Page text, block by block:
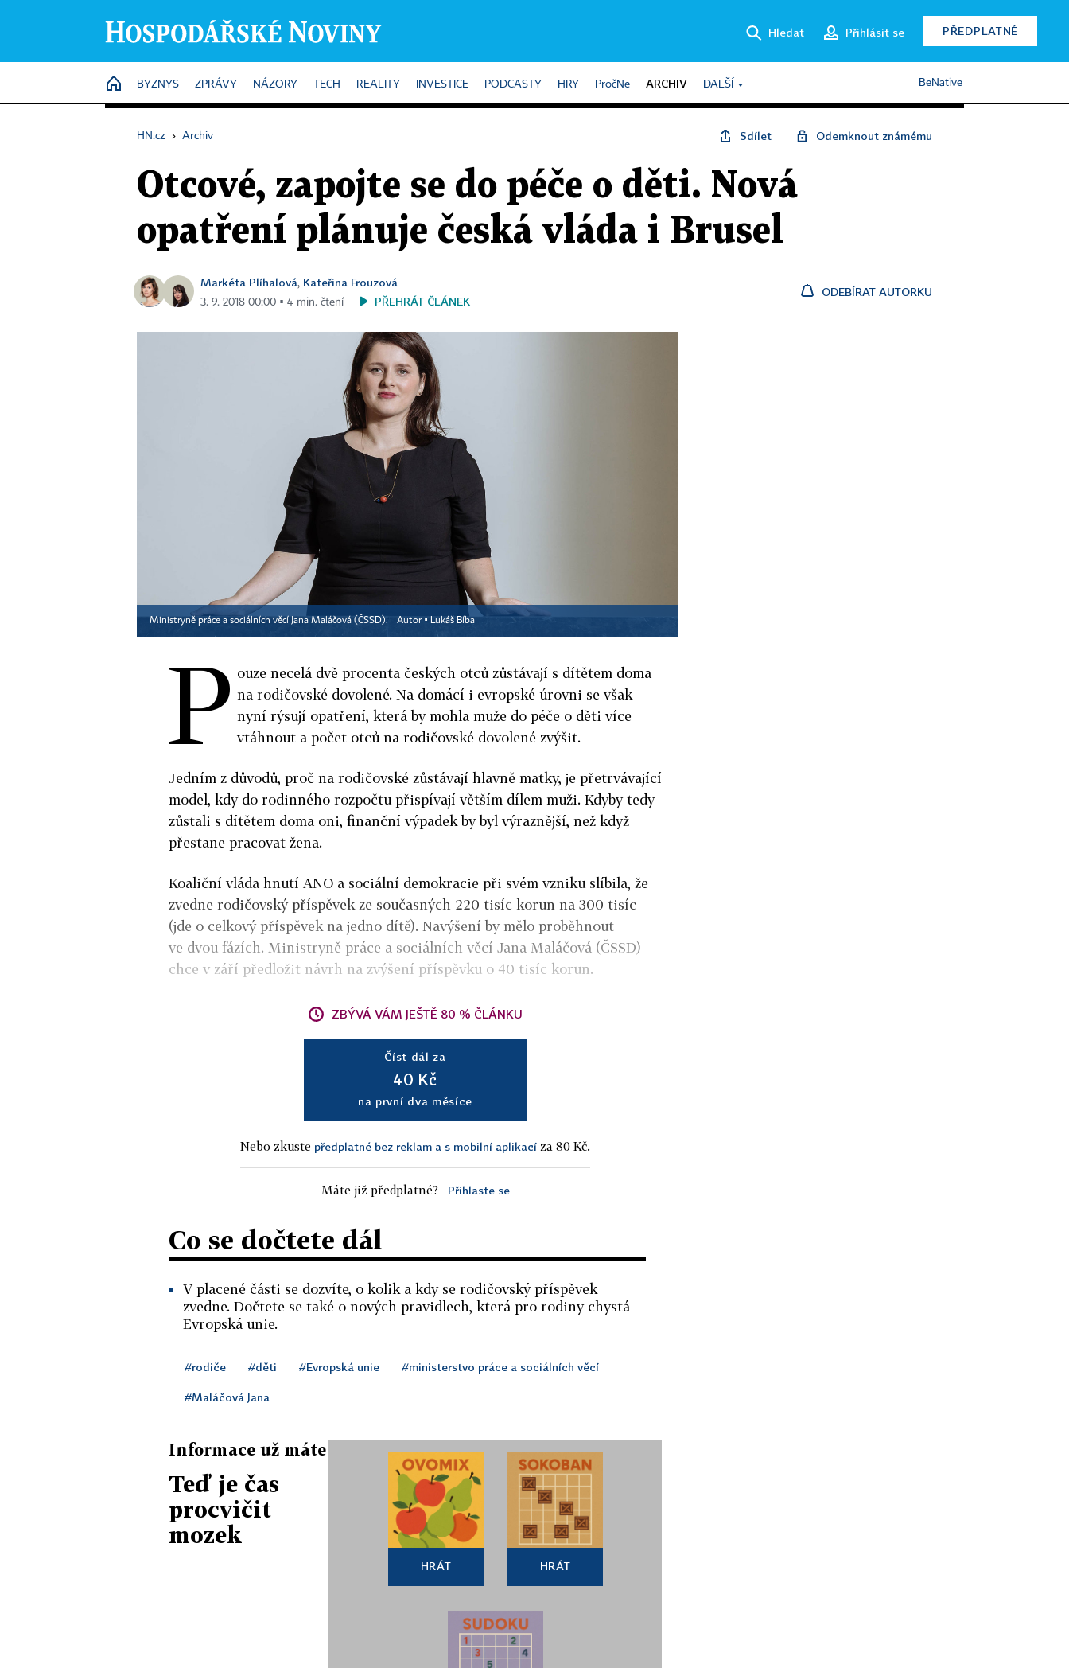
Hledat Přihlásit se PŘEDPLATNÉ
HOME
BYZNYS ZPRÁVY NÁZORY TECH REALITY INVESTICE PODCASTY HRY PročNe ARCHIV DALŠÍ BeNative
HN.cz › Archiv Sdílet Odemknout známému
Otcové, zapojte se do péče o děti. Nová
opatření plánuje česká vláda i Brusel
Markéta Plíhalová, Kateřina Frouzová
3. 9. 2018 00:00 ▪ 4 min. čtení PŘEHRÁT ČLÁNEK
ODEBÍRAT AUTORKU
Ministryně práce a sociálních věcí Jana Maláčová (ČSSD). Autor ▪ Lukáš Bíba
P ouze necelá dvě procenta českých otců zůstávají s dítětem doma
na rodičovské dovolené. Na domácí i evropské úrovni se však
nyní rýsují opatření, která by mohla muže do péče o děti více
vtáhnout a počet otců na rodičovské dovolené zvýšit.
Jedním z důvodů, proč na rodičovské zůstávají hlavně matky, je přetrvávající
model, kdy do rodinného rozpočtu přispívají větším dílem muži. Kdyby tedy
zůstali s dítětem doma oni, finanční výpadek by byl výraznější, než když
přestane pracovat žena.
Koaliční vláda hnutí ANO a sociální demokracie při svém vzniku slíbila, že
zvedne rodičovský příspěvek ze současných 220 tisíc korun na 300 tisíc
(jde o celkový příspěvek na jedno dítě). Navýšení by mělo proběhnout
ve dvou fázích. Ministryně práce a sociálních věcí Jana Maláčová (ČSSD)
chce v září předložit návrh na zvýšení příspěvku o 40 tisíc korun.
ZBÝVÁ VÁM JEŠTĚ 80 % ČLÁNKU
Číst dál za
40 Kč
na první dva měsíce
Nebo zkuste předplatné bez reklam a s mobilní aplikací za 80 Kč.
Máte již předplatné? Přihlaste se
Co se dočtete dál
V placené části se dozvíte, o kolik a kdy se rodičovský příspěvek
zvedne. Dočtete se také o nových pravidlech, která pro rodiny chystá
Evropská unie.
#rodiče #děti #Evropská unie #ministerstvo práce a sociálních věcí
#Maláčová Jana
Informace už máte
Teď je čas
procvičit
mozek
HRÁT HRÁT